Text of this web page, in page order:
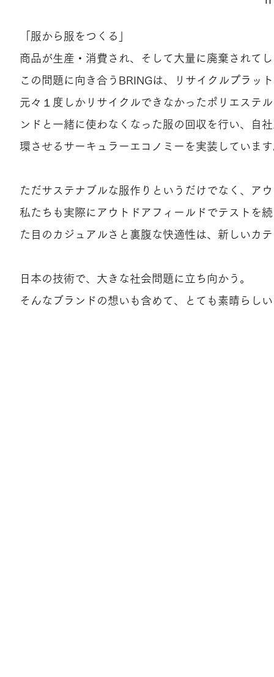
「服から服をつくる」
商品が生産・消費され、そして大量に廃棄されて
この問題に向き合うBRINGは、リサイクルプラッ
元々１度しかリサイクルできなかったポリエステ
ンドと一緒に使わなくなった服の回収を行い、自
環させるサーキュラーエコノミーを実装していま
ただサステナブルな服作りというだけでなく、ア
私たちも実際にアウトドアフィールドでテストを
た目のカジュアルさと裏腹な快適性は、新しいカ
日本の技術で、大きな社会問題に立ち向かう。
そんなブランドの想いも含めて、とても素晴らし